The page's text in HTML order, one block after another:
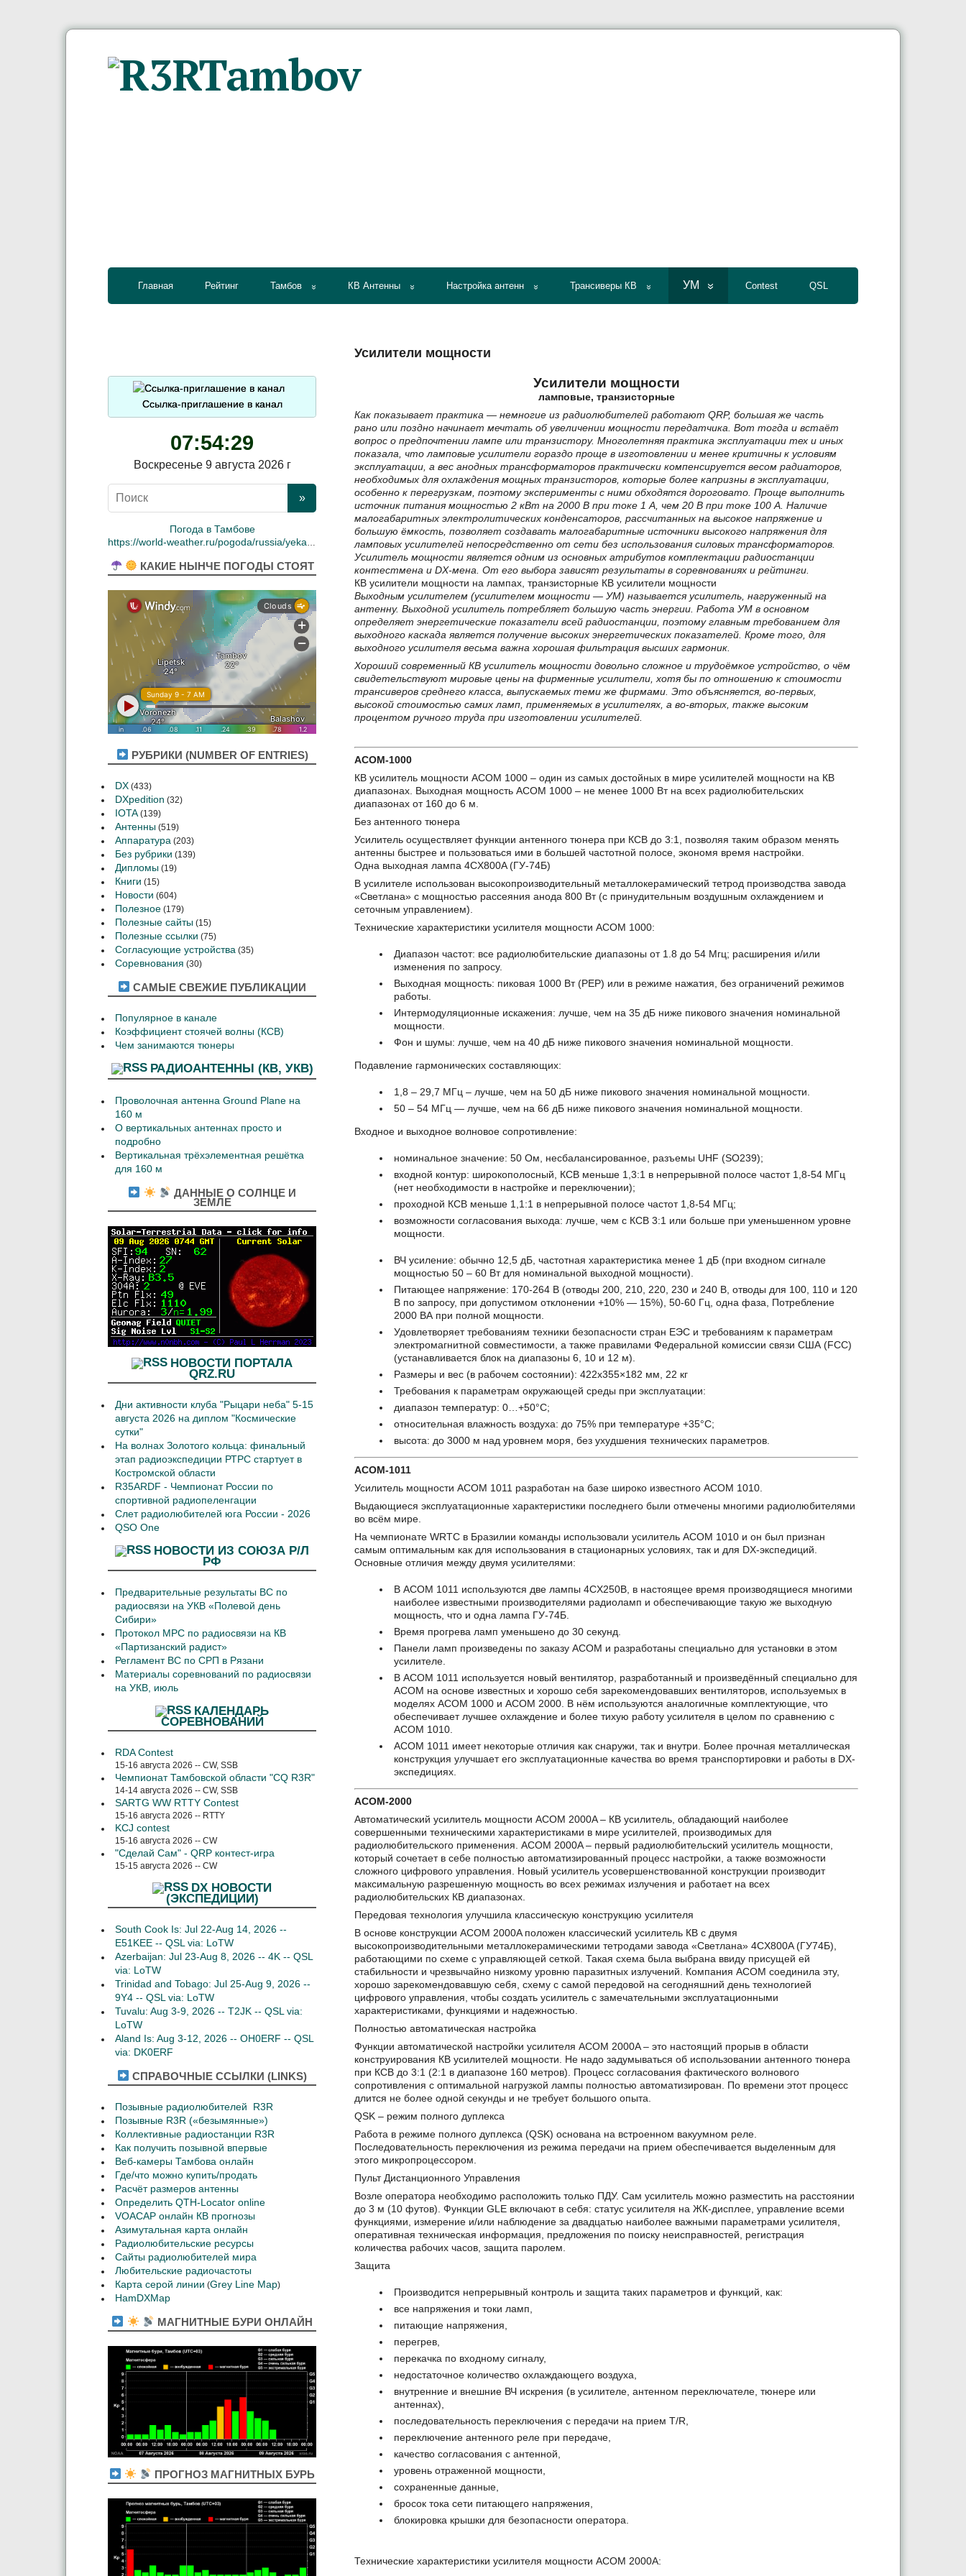
Главная Рейтинг Тамбов КВ Антенны Настройка антенн Трансиверы КВ УМ Contest QSL
Усилители мощности
Усилители мощности
ламповые, транзисторные
Как показывает практика — немногие из радиолюбителей работают QRP, большая же часть
рано или поздно начинает мечтать об увеличении мощности передатчика. Вот тогда и встаёт
вопрос о предпочтении лампе или транзистору. Многолетняя практика эксплуатации тех и иных
показала, что ламповые усилители гораздо проще в изготовлении и менее критичны к условиям
эксплуатации, а вес анодных трансформаторов практически компенсируется весом радиаторов,
необходимых для охлаждения мощных транзисторов, которые более капризны в эксплуатации,
особенно к перегрузкам, поэтому эксперименты с ними обходятся дороговато. Проще выполнить
источник питания мощностью 2 кВт на 2000 В при токе 1 А, чем 20 В при токе 100 А. Наличие
малогабаритных электролитических конденсаторов, рассчитанных на высокое напряжение и
большую ёмкость, позволяет создавать малогабаритные источники высокого напряжения для
ламповых усилителей непосредственно от сети без использования силовых трансформаторов.
Усилитель мощности является одним из основных атрибутов комплектации радиостанции
контестмена и DX-мена. От его выбора зависят результаты в соревнованиях и рейтинги.
КВ усилители мощности на лампах, транзисторные КВ усилители мощности
Выходным усилителем (усилителем мощности — УМ) называется усилитель, нагруженный на
антенну. Выходной усилитель потребляет большую часть энергии. Работа УМ в основном
определяет энергетические показатели всей радиостанции, поэтому главным требованием для
выходного каскада является получение высоких энергетических показателей. Кроме того, для
выходного усилителя весьма важна хорошая фильтрация высших гармоник.
Хороший современный КВ усилитель мощности довольно сложное и трудоёмкое устройство, о чём
свидетельствуют мировые цены на фирменные усилители, хотя бы по отношению к стоимости
трансиверов среднего класса, выпускаемых теми же фирмами. Это объясняется, во-первых,
высокой стоимостью самих ламп, применяемых в усилителях, а во-вторых, также высоким
процентом ручного труда при изготовлении усилителей.
ACOM-1000
КВ усилитель мощности ACOM 1000 – один из самых достойных в мире усилителей мощности на КВ
диапазонах. Выходная мощность АСОМ 1000 – не менее 1000 Вт на всех радиолюбительских
диапазонах от 160 до 6 м.
Без антенного тюнера
Усилитель осуществляет функции антенного тюнера при КСВ до 3:1, позволяя таким образом менять
антенны быстрее и пользоваться ими в большей частотной полосе, экономя время настройки.
Одна выходная лампа 4CX800A (ГУ-74Б)
В усилителе использован высокопроизводительный металлокерамический тетрод производства завода
«Светлана» с мощностью рассеяния анода 800 Вт (с принудительным воздушным охлаждением и
сеточным управлением).
Технические характеристики усилителя мощности ACOM 1000:
Диапазон частот: все радиолюбительские диапазоны от 1.8 до 54 Мгц; расширения и/или
изменения по запросу.
Выходная мощность: пиковая 1000 Вт (PEP) или в режиме нажатия, без ограничений режимов
работы.
Интермодуляционные искажения: лучше, чем на 35 дБ ниже пикового значения номинальной
мощности.
Фон и шумы: лучше, чем на 40 дБ ниже пикового значения номинальной мощности.
Подавление гармонических составляющих:
1,8 – 29,7 МГц – лучше, чем на 50 дБ ниже пикового значения номинальной мощности.
50 – 54 МГц — лучше, чем на 66 дБ ниже пикового значения номинальной мощности.
Входное и выходное волновое сопротивление:
номинальное значение: 50 Ом, несбалансированное, разъемы UHF (SO239);
входной контур: широкополосный, КСВ меньше 1,3:1 в непрерывной полосе частот 1,8-54 МГц
(нет необходимости в настройке и переключении);
проходной КСВ меньше 1,1:1 в непрерывной полосе частот 1,8-54 МГц;
возможности согласования выхода: лучше, чем с КСВ 3:1 или больше при уменьшенном уровне
мощности.
ВЧ усиление: обычно 12,5 дБ, частотная характеристика менее 1 дБ (при входном сигнале
мощностью 50 – 60 Вт для номинальной выходной мощности).
Питающее напряжение: 170-264 В (отводы 200, 210, 220, 230 и 240 В, отводы для 100, 110 и 120
В по запросу, при допустимом отклонении +10% — 15%), 50-60 Гц, одна фаза, Потребление
2000 ВА при полной мощности.
Удовлетворяет требованиям техники безопасности стран ЕЭС и требованиям к параметрам
электромагнитной совместимости, а также правилами Федеральной комиссии связи США (FCC)
(устанавливается блок на диапазоны 6, 10 и 12 м).
Размеры и вес (в рабочем состоянии): 422х355×182 мм, 22 кг
Требования к параметрам окружающей среды при эксплуатации:
диапазон температур: 0…+50°С;
относительная влажность воздуха: до 75% при температуре +35°С;
высота: до 3000 м над уровнем моря, без ухудшения технических параметров.
ACOM-1011
Усилитель мощности ACOM 1011 разработан на базе широко известного ACOM 1010.
Выдающиеся эксплуатационные характеристики последнего были отмечены многими радиолюбителями
во всём мире.
На чемпионате WRTC в Бразилии команды использовали усилитель ACOM 1010 и он был признан
самым оптимальным как для использования в стационарных условиях, так и для DX-экспедиций.
Основные отличия между двумя усилителями:
В ACOM 1011 используются две лампы 4CX250B, в настоящее время производящиеся многими
наиболее известными производителями радиоламп и обеспечивающие такую же выходную
мощность, что и одна лампа ГУ-74Б.
Время прогрева ламп уменьшено до 30 секунд.
Панели ламп произведены по заказу ACOM и разработаны специально для установки в этом
усилителе.
В ACOM 1011 используется новый вентилятор, разработанный и произведённый специально для
ACOM на основе известных и хорошо себя зарекомендовавших вентиляторов, используемых в
моделях ACOM 1000 и ACOM 2000. В нём используются аналогичные комплектующие, что
обеспечивает лучшее охлаждение и более тихую работу усилителя в целом по сравнению с
ACOM 1010.
ACOM 1011 имеет некоторые отличия как снаружи, так и внутри. Более прочная металлическая
конструкция улучшает его эксплуатационные качества во время транспортировки и работы в DX-
экспедициях.
ACOM-2000
Автоматический усилитель мощности ACOM 2000A – КВ усилитель, обладающий наиболее
совершенными техническими характеристиками в мире усилителей, производимых для
радиолюбительского применения. ACOM 2000A – первый радиолюбительский усилитель мощности,
который сочетает в себе полностью автоматизированный процесс настройки, а также возможности
сложного цифрового управления. Новый усилитель усовершенствованной конструкции производит
максимальную разрешенную мощность во всех режимах излучения и работает на всех
радиолюбительских КВ диапазонах.
Передовая технология улучшила классическую конструкцию усилителя
В основе конструкции ACOM 2000A положен классический усилитель КВ с двумя
высокопроизводительными металлокерамическими тетродами завода «Светлана» 4CX800A (ГУ74Б),
работающими по схеме с управляющей сеткой. Такая схема была выбрана ввиду присущей ей
стабильности и чрезвычайно низкому уровню паразитных излучений. Компания ACOM соединила эту,
хорошо зарекомендовавшую себя, схему с самой передовой на сегодняшний день технологией
цифрового управления, чтобы создать усилитель с замечательными эксплуатационными
характеристиками, функциями и надежностью.
Полностью автоматическая настройка
Функции автоматической настройки усилителя ACOM 2000A – это настоящий прорыв в области
конструирования КВ усилителей мощности. Не надо задумываться об использовании антенного тюнера
при КСВ до 3:1 (2:1 в диапазоне 160 метров). Процесс согласования фактического волнового
сопротивления с оптимальной нагрузкой лампы полностью автоматизирован. По времени этот процесс
длится не более одной секунды и не требует большого опыта.
QSK – режим полного дуплекса
Работа в режиме полного дуплекса (QSK) основана на встроенном вакуумном реле.
Последовательность переключения из режима передачи на прием обеспечивается выделенным для
этого микропроцессором.
Пульт Дистанционного Управления
Возле оператора необходимо расположить только ПДУ. Сам усилитель можно разместить на расстоянии
до 3 м (10 футов). Функции GLE включают в себя: статус усилителя на ЖК-дисплее, управление всеми
функциями, измерение и/или наблюдение за двадцатью наиболее важными параметрами усилителя,
оперативная техническая информация, предложения по поиску неисправностей, регистрация
количества рабочих часов, защита паролем.
Защита
Производится непрерывный контроль и защита таких параметров и функций, как:
все напряжения и токи ламп,
питающие напряжения,
перегрев,
перекачка по входному сигналу,
недостаточное количество охлаждающего воздуха,
внутренние и внешние ВЧ искрения (в усилителе, антенном переключателе, тюнере или
антеннах),
последовательность переключения с передачи на прием T/R,
переключение антенного реле при передаче,
качество согласования с антенной,
уровень отраженной мощности,
сохраненные данные,
бросок тока сети питающего напряжения,
блокировка крышки для безопасности оператора.
Технические характеристики усилителя мощности ACOM 2000A:
Ссылка-приглашение в канал
07:54:30
Воскресенье 9 августа 2026 г
Погода в Тамбове
https://world-weather.ru/pogoda/russia/yekaterinburg/
КАКИЕ НЫНЧЕ ПОГОДЫ СТОЯТ
РУБРИКИ (NUMBER OF ENTRIES)
DX (433)
DXpedition (32)
IOTA(139)
Антенны (519)
Аппаратура (203)
Без рубрики (139)
Дипломы (19)
Книги (15)
Новости (604)
Полезное (179)
Полезные сайты (15)
Полезные ссылки (75)
Согласующие устройства (35)
Соревнования (30)
САМЫЕ СВЕЖИЕ ПУБЛИКАЦИИ
Популярное в канале
Коэффициент стоячей волны (КСВ)
Чем занимаются тюнеры
РАДИОАНТЕННЫ (КВ, УКВ)
Проволочная антенна Ground Plane на
160 м
О вертикальных антеннах просто и
подробно
Вертикальная трёхэлементная решётка
для 160 м
ДАННЫЕ О СОЛНЦЕ И
ЗЕМЛЕ
НОВОСТИ ПОРТАЛА
QRZ.RU
Дни активности клуба "Рыцари неба" 5-15
августа 2026 на диплом "Космические
сутки"
На волнах Золотого кольца: финальный
этап радиоэкспедиции РТРС стартует в
Костромской области
R35ARDF - Чемпионат России по
спортивной радиопеленгации
Слет радиолюбителей юга России - 2026
QSO One
НОВОСТИ ИЗ СОЮЗА Р/Л
РФ
Предварительные результаты ВС по
радиосвязи на УКВ «Полевой день
Сибири»
Протокол МРС по радиосвязи на КВ
«Партизанский радист»
Регламент ВС по СРП в Рязани
Материалы соревнований по радиосвязи
на УКВ, июль
КАЛЕНДАРЬ
СОРЕВНОВАНИЙ
RDA Contest
15-16 августа 2026 -- CW, SSB
Чемпионат Тамбовской области "CQ R3R"
14-14 августа 2026 -- CW, SSB
SARTG WW RTTY Contest
15-16 августа 2026 -- RTTY
KCJ contest
15-16 августа 2026 -- CW
"Сделай Сам" - QRP контест-игра
15-15 августа 2026 -- CW
DX НОВОСТИ
(ЭКСПЕДИЦИИ)
South Cook Is: Jul 22-Aug 14, 2026 --
E51KEE -- QSL via: LoTW
Azerbaijan: Jul 23-Aug 8, 2026 -- 4K -- QSL
via: LoTW
Trinidad and Tobago: Jul 25-Aug 9, 2026 --
9Y4 -- QSL via: LoTW
Tuvalu: Aug 3-9, 2026 -- T2JK -- QSL via:
LoTW
Aland Is: Aug 3-12, 2026 -- OH0ERF -- QSL
via: DK0ERF
СПРАВОЧНЫЕ ССЫЛКИ (LINKS)
Позывные радиолюбителей R3R
Позывные R3R («безымянные»)
Коллективные радиостанции R3R
Как получить позывной впервые
Веб-камеры Тамбова онлайн
Где/что можно купить/продать
Расчёт размеров антенны
Определить QTH-Locator online
VOACAP онлайн КВ прогнозы
Азимутальная карта онлайн
Радиолюбительские ресурсы
Сайты радиолюбителей мира
Любительские радиочастоты
Карта серой линии (Grey Line Map)
HamDXMap
МАГНИТНЫЕ БУРИ ОНЛАЙН
ПРОГНОЗ МАГНИТНЫХ БУРЬ